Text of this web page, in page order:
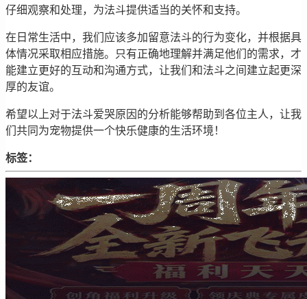
仔细观察和处理，为法斗提供适当的关怀和支持。
在日常生活中，我们应该多加留意法斗的行为变化，并根据具
体情况采取相应措施。只有正确地理解并满足他们的需求，才
能建立更好的互动和沟通方式，让我们和法斗之间建立起更深
厚的友谊。
希望以上对于法斗爱哭原因的分析能够帮助到各位主人，让我
们共同为宠物提供一个快乐健康的生活环境！
标签：